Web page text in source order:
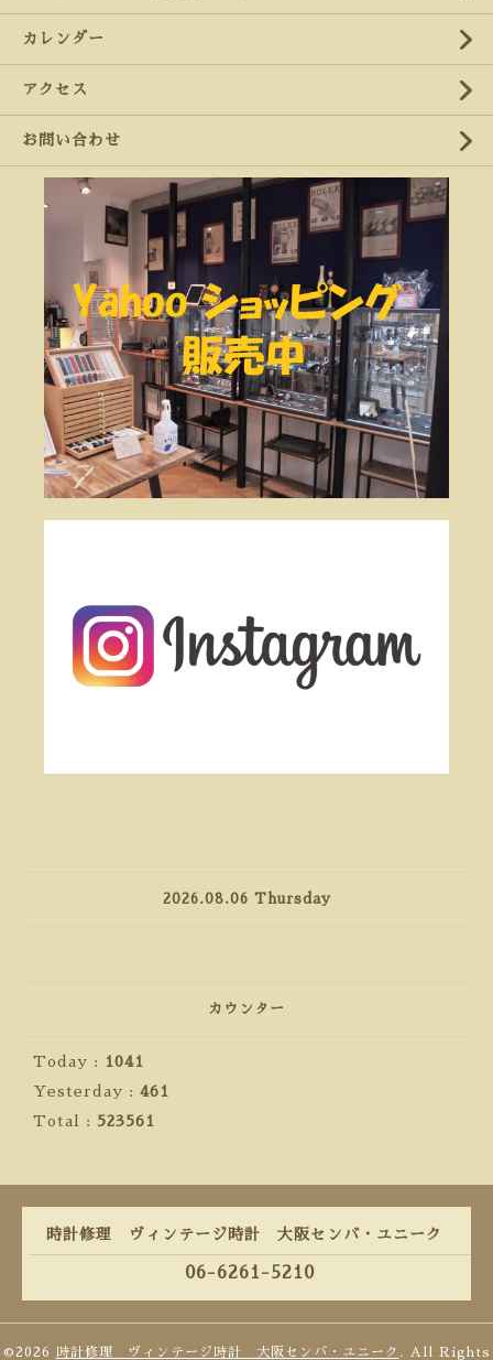
カレンダー
アクセス
お問い合わせ
2026.08.06 Thursday
カウンター
Today :
1041
Yesterday : 461
Total : 523561
時計修理 ヴィンテージ時計 大阪センバ・ユニーク
06-6261-5210
©2026 時計修理 ヴィンテージ時計 大阪センバ・ユニーク . All Rights